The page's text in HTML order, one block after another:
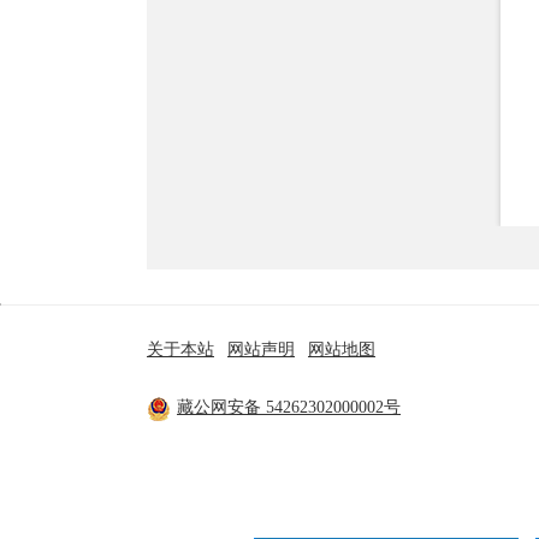
关于本站 网站声明
网站地图
藏公网安备 54262302000002号